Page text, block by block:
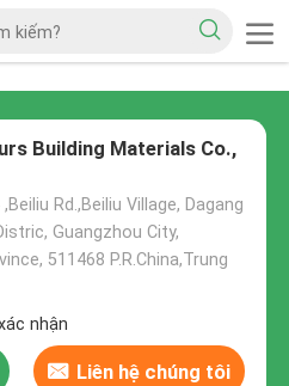
Building Materials Co.,
Rd.,Beiliu Village, Dagang
Guangzhou City,
511468 P.R.China,Trung
nhận
Liên hệ chúng tôi